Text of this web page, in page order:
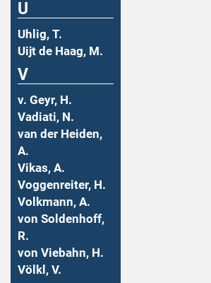
U
Uhlig, T.
Uijt de Haag, M.
V
v. Geyr, H.
Vadiati, N.
van der Heiden,
A.
Vikas, A.
Voggenreiter, H.
Volkmann, A.
von Soldenhoff,
R.
von Viebahn, H.
Völkl, V.